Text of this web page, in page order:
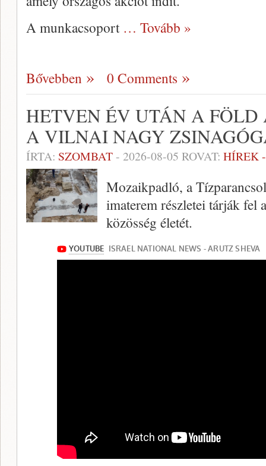
A munkacsoport … Tovább »
Bővebben 0 Comments
HETVEN ÉV UTÁN A
A VILNAI NAGY
ÍRTA: SZOMBAT- 2026-08-05 ROVAT: HÍREK
Mozaikpadló, a
imaterem részletei tárják
közösség életét.